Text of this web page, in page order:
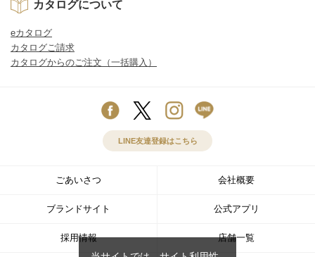
カタログについて
eカタログ
カタログご請求
カタログからのご注文（一括購入）
LINE友達登録はこちら
ごあいさつ 会社概要
ブランドサイト 公式アプリ
採用情報 店舗一覧